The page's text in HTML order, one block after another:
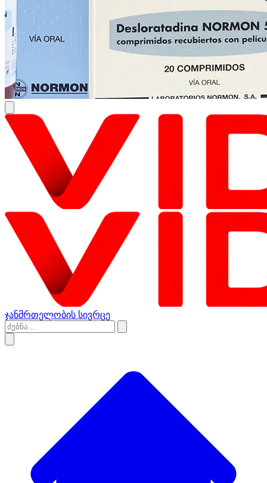
ჯანმრთელობის სივრცე